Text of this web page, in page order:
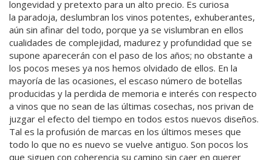
longevidad y pretexto para un alto precio. Es curiosa
la paradoja, deslumbran los vinos potentes, exhuberantes,
aún sin afinar del todo, porque ya se vislumbran en ellos
cualidades de complejidad, madurez y profundidad que se
supone aparecerán con el paso de los años; no obstante a
los pocos meses ya nos hemos olvidado de ellos. En la
mayoría de las ocasiones, el escaso número de botellas
producidas y la perdida de memoria e interés con respecto
a vinos que no sean de las últimas cosechas, nos privan de
juzgar el efecto del tiempo en todos estos nuevos diseños.
Tal es la profusión de marcas en los últimos meses que
todo lo que no es nuevo se vuelve antiguo. Son pocos los
que siguen con coherencia su camino sin caer en querer